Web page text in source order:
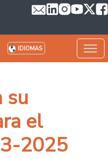
IDIOMAS
su
el
2025